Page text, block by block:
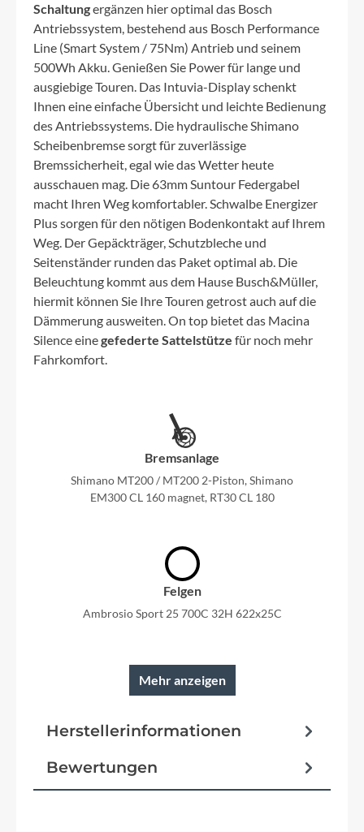
Schaltungergänzen hier optimal das Bosch
Antriebssystem, bestehend aus Bosch Performance
Line (Smart System / 75Nm) Antrieb und seinem
500Wh Akku. Genießen Sie Power für lange und
ausgiebige Touren. Das Intuvia-Display schenkt
Ihnen eine einfache Übersicht und leichte Bedienung
des Antriebssystems. Die hydraulische Shimano
Scheibenbremse sorgt für zuverlässige
Bremssicherheit, egal wie das Wetter heute
ausschauen mag. Die 63mm Suntour Federgabel
macht Ihren Weg komfortabler. Schwalbe Energizer
Plus sorgen für den nötigen Bodenkontakt auf Ihrem
Weg. Der Gepäckträger, Schutzbleche und
Seitenständer runden das Paket optimal ab. Die
Beleuchtung kommt aus dem Hause Busch&Müller,
hiermit können Sie Ihre Touren getrost auch auf die
Dämmerung ausweiten. On top bietet das Macina
Silence einegefederte Sattelstütze für noch mehr
Fahrkomfort.
Bremsanlage
Shimano MT200 / MT200 2-Piston, Shimano
EM300 CL 160 magnet, RT30 CL 180
Felgen
Ambrosio Sport 25 700C 32H 622x25C
Macina Trekking Onroad Alloy6061; PT625Wh
Mehr anzeigen
Herstellerinformationen
Bewertungen